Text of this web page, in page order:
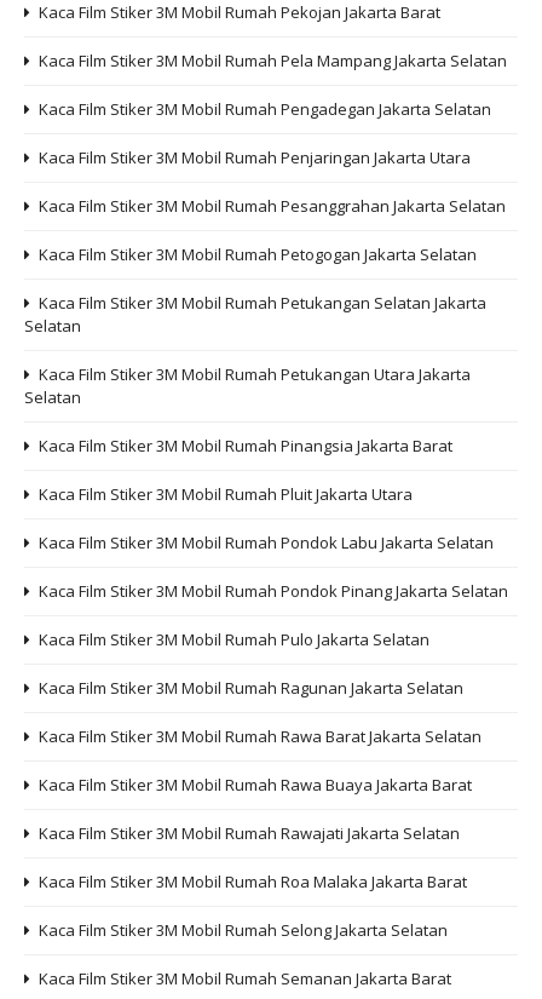
Kaca Film Stiker 3M Mobil Rumah Pekojan Jakarta Barat
Kaca Film Stiker 3M Mobil Rumah Pela Mampang Jakarta Selatan
Kaca Film Stiker 3M Mobil Rumah Pengadegan Jakarta Selatan
Kaca Film Stiker 3M Mobil Rumah Penjaringan Jakarta Utara
Kaca Film Stiker 3M Mobil Rumah Pesanggrahan Jakarta Selatan
Kaca Film Stiker 3M Mobil Rumah Petogogan Jakarta Selatan
Kaca Film Stiker 3M Mobil Rumah Petukangan Selatan Jakarta
Selatan
Kaca Film Stiker 3M Mobil Rumah Petukangan Utara Jakarta
Selatan
Kaca Film Stiker 3M Mobil Rumah Pinangsia Jakarta Barat
Kaca Film Stiker 3M Mobil Rumah Pluit Jakarta Utara
Kaca Film Stiker 3M Mobil Rumah Pondok Labu Jakarta Selatan
Kaca Film Stiker 3M Mobil Rumah Pondok Pinang Jakarta Selatan
Kaca Film Stiker 3M Mobil Rumah Pulo Jakarta Selatan
Kaca Film Stiker 3M Mobil Rumah Ragunan Jakarta Selatan
Kaca Film Stiker 3M Mobil Rumah Rawa Barat Jakarta Selatan
Kaca Film Stiker 3M Mobil Rumah Rawa Buaya Jakarta Barat
Kaca Film Stiker 3M Mobil Rumah Rawajati Jakarta Selatan
Kaca Film Stiker 3M Mobil Rumah Roa Malaka Jakarta Barat
Kaca Film Stiker 3M Mobil Rumah Selong Jakarta Selatan
Kaca Film Stiker 3M Mobil Rumah Semanan Jakarta Barat